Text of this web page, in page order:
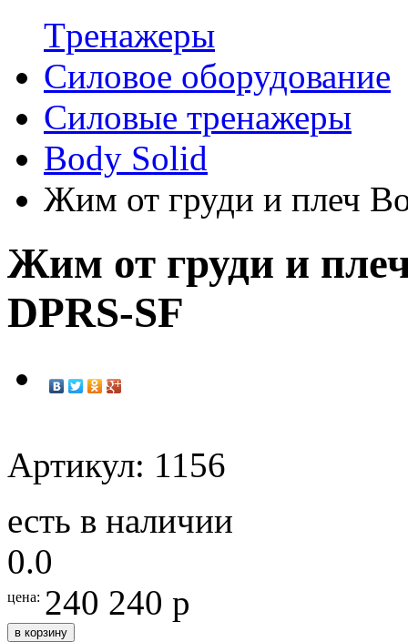
Tренажеры
Силовое оборудование
Силовые тренажеры
Body Solid
Жим от груди и плеч
Жим от груди и
DPRS-SF
Артикул: 1156
есть в наличии
0.0
цена: 240 240 р
в корзину